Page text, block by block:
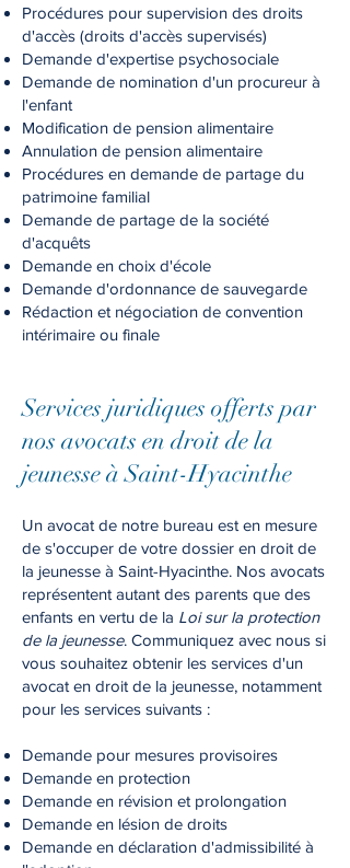
Procédures pour supervision des droits
d'accès (droits d'accès supervisés)
Demande d'expertise psychosociale
Demande de nomination d'un procureur à
l'enfant
Modification de pension alimentaire
Annulation de pension alimentaire
Procédures en demande de partage du
patrimoine familial
Demande de partage de la société
d'acquêts
Demande en choix d'école
Demande d'ordonnance de sauvegarde
Rédaction et négociation de convention
intérimaire ou finale
Services juridiques offerts par
nos avocats en droit de la
jeunesse à Saint-Hyacinthe
Un avocat de notre bureau est en mesure
de s'occuper de votre dossier en droit de
la jeunesse à Saint-Hyacinthe. Nos avocats
représentent autant des parents que des
enfants en vertu de la Loi sur la protection
de la jeunesse. Communiquez avec nous si
vous souhaitez obtenir les services d'un
avocat en droit de la jeunesse, notamment
pour les services suivants :
Demande pour mesures provisoires
Demande en protection
Demande en révision et prolongation
Demande en lésion de droits
Demande en déclaration d'admissibilité à